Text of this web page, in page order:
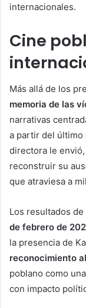
internacionales.
Cine
Más allá de los
memoria de las
narrativas
a partir del último
directora le
reconstruir su
que atraviesa a
Los resultados
de febrero de
la presencia de
reconocimiento
poblano como
con impacto